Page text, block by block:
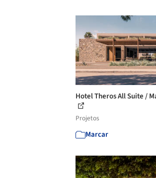
Hotel Theros All Suite /
Projetos
Marcar